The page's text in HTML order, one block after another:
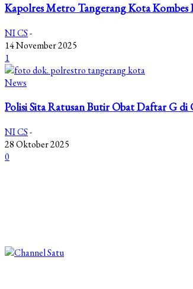
Kapolres Metro Tangerang Kota
NI CS-
14 November 2025
1
News
Polisi Sita Ratusan Butir Obat Daftar G
NI CS-
28 Oktober 2025
0